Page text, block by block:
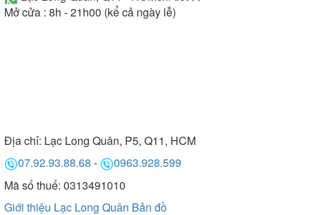
Mở cửa : 8h - 21h00 (kể cả ngày lễ)
Địa chỉ: Lạc Long Quân, P5, Q11, HCM
07.92.93.88.68 -
0963.928.599
Mã số thuế: 0313491010
Giới thiệu Lạc Long Quân Bản đồ